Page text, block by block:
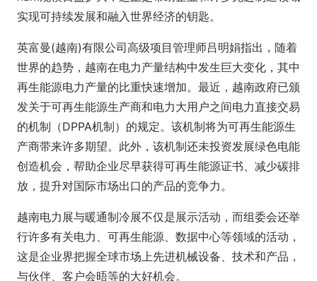
实现可持续发展和融入世界经济的钥匙。
英富曼(越南)有限公司高级项目管理师吕明娟指出，随着
世界的趋势，越南在电力产量结构中发生巨大变化，其中
再生能源电力产量的比重快速增加。最近，越南政府已颁
发关于可再生能源生产商和电力大用户之间电力直接交易
的机制（DPPA机制）的规定。该机制将为可再生能源生
产商带来许多期望。此外，该机制还未投资发展绿色电能
创造机会，帮助企业尽早获得可再生能源证书、减少碳排
放，提升对国际市场出口的产品的竞争力。
越南电力展与暖通制冷展不仅是展示活动，而组委会还举
行许多有关电力、可再生能源、数据中心等领域的活动，
这是企业界把握全球市场上先进机械设备、技术和产品，
与伙伴、客户会晤等的大好机会。